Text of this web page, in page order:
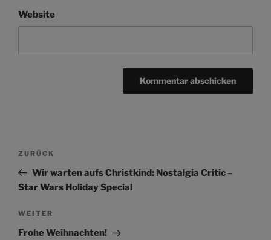
Website
Beitragsnavigation
Vorheriger
Beitrag
ZURÜCK
Wir warten aufs Christkind: Nostalgia Critic –
Star Wars Holiday Special
Nächster
Beitrag
WEITER
Frohe Weihnachten!